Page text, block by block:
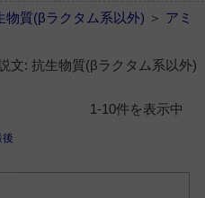
物質(βラクタム系以外) ＞ アミ
文: 抗生物質(βラクタム系以外)
1-10件を表示中
後